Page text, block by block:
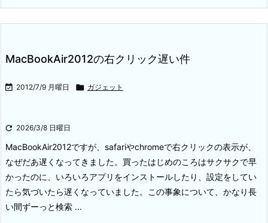
MacBookAir2012の右クリック遅い件
 2012/7/9 月曜日  ガジェット
 2026/3/8 日曜日
MacBookAir2012ですが、safariやchromeで右クリックの表示が、
なぜだあ遅くなってきました。 買ったはじめのころはサクサクで早
かったのに、いろいろアプリをインストールしたり、設定をしてい
たら気づいたら遅くなっていました。この事象について、かなり長
い間ずーっと検索 ...